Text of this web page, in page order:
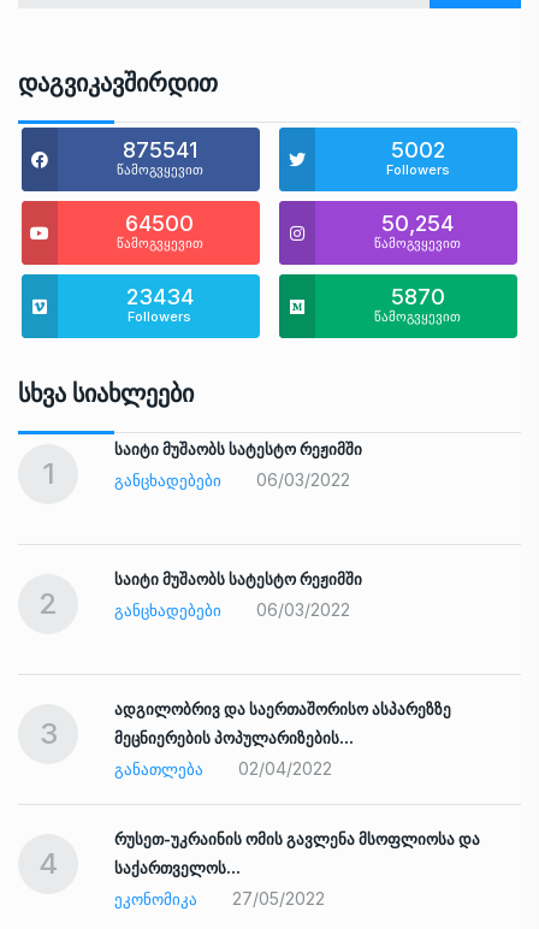
Დაგვიკავშირდით
875541
წამოგვყევით
5002
Followers
64500
წამოგვყევით
50,254
წამოგვყევით
23434
Followers
5870
წამოგვყევით
Სხვა Სიახლეები
1
საიტი მუშაობს სატესტო რეჟიმში
ᲒᲐᲜᲪᲮᲐᲓᲔᲑᲔᲑᲘ
06/03/2022
2
საიტი მუშაობს სატესტო რეჟიმში
ᲒᲐᲜᲪᲮᲐᲓᲔᲑᲔᲑᲘ
06/03/2022
3
ადგილობრივ და საერთაშორისო ასპარეზზე
მეცნიერების პოპულარიზების…
ᲒᲐᲜᲐᲗᲚᲔᲑᲐ
02/04/2022
4
რუსეთ-უკრაინის ომის გავლენა მსოფლიოსა და
საქართველოს…
ᲔᲙᲝᲜᲝᲛᲘᲙᲐ
27/05/2022